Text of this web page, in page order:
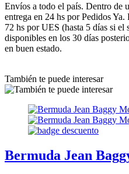
Envíos a todo el país. Dentro de
entrega en 24 hs por Pedidos
72 hs por UES (hasta 5 días si el
disponibles en los 30 días
en buen estado.
También te puede interesar
Bermuda Jean